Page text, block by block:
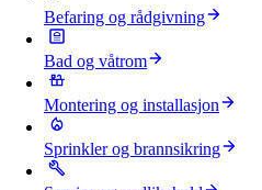
Befaring og rådgivning
Bad og våtrom
Montering og installasjon
Sprinkler og brannsikring